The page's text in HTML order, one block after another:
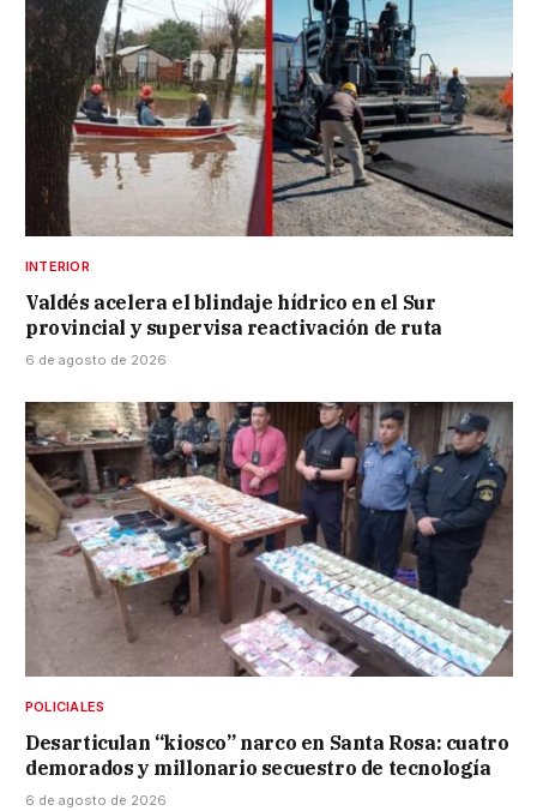
INTERIOR
Valdés acelera el blindaje hídrico en el Sur
provincial y supervisa reactivación de ruta
6 de agosto de 2026
POLICIALES
Desarticulan “kiosco” narco en Santa Rosa: cuatro
demorados y millonario secuestro de tecnología
6 de agosto de 2026